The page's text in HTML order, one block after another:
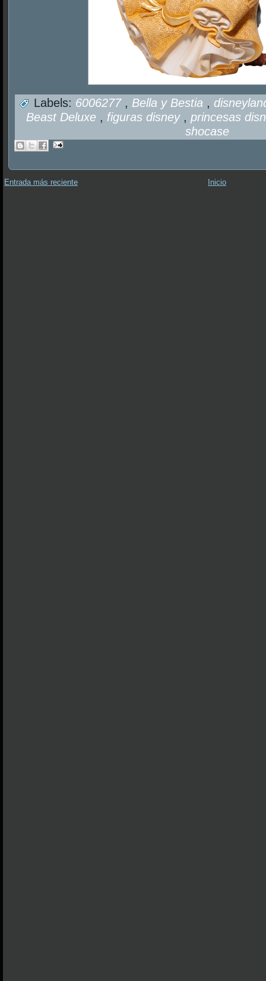
Labels: 6006277 , Bella y Bestia ,
Beast Deluxe , figuras disney ,princesas
shocase
Entrada más reciente Inicio